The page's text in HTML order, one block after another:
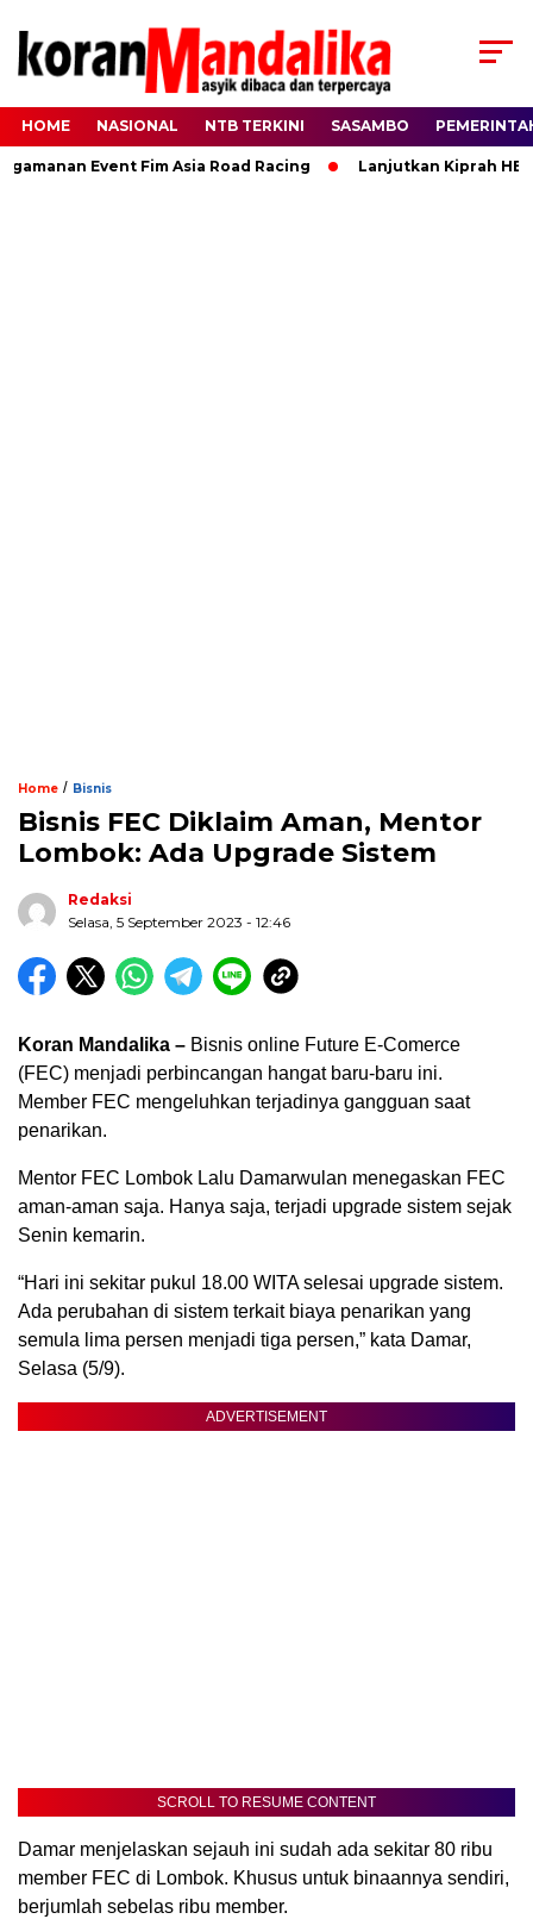
HOME NASIONAL NTB TERKINI SASAMBO
Event Fim Asia Road Racing Lanjutkan Kiprah HBK,
Home / Bisnis
Bisnis FEC Diklaim Aman, Mentor
Lombok: Ada Upgrade Sistem
Redaksi
Selasa, 5 September 2023 - 12:46
Koran Mandalika – Bisnis online Future E-Comerce
(FEC) menjadi perbincangan hangat baru-baru ini.
Member FEC mengeluhkan terjadinya gangguan saat
penarikan.
Mentor FEC Lombok Lalu Damarwulan menegaskan FEC
aman-aman saja. Hanya saja, terjadi upgrade sistem sejak
Senin kemarin.
“Hari ini sekitar pukul 18.00 WITA selesai upgrade sistem.
Ada perubahan di sistem terkait biaya penarikan yang
semula lima persen menjadi tiga persen,” kata Damar,
Selasa (5/9).
ADVERTISEMENT
SCROLL TO RESUME CONTENT
Damar menjelaskan sejauh ini sudah ada sekitar 80 ribu
member FEC di Lombok. Khusus untuk binaannya sendiri,
berjumlah sebelas ribu member.